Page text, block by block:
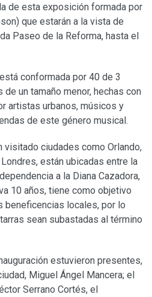
de esta exposición formada por
que estarán a la vista de
Paseo de la Reforma, hasta el
conformada por 40 de 3
un tamaño menor, hechas con
artistas urbanos, músicos y
de este género musical.
visitado ciudades como Orlando,
están ubicadas entre la
a la Diana Cazadora,
10 años, tiene como objetivo
beneficencias locales, por lo
sean subastadas al término
estuvieron presentes,
Miguel Ángel Mancera; el
Serrano Cortés, el